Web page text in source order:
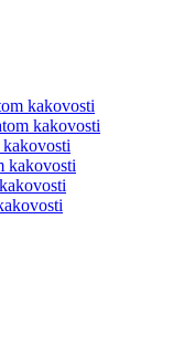
kakovosti
kakovosti
kakovosti